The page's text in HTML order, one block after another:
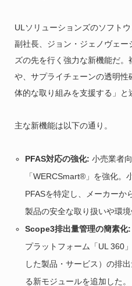
ULソリューションズのソフト
副社長、ジョン・ジェノヴェ
ズの先を行く強力な新機能だ
や、サプライチェーンの透明
体的な取り組みを支援する」と
主な新機能は以下の通り。
PFAS対応の強化: 小売業者
「WERCSmart®」を強化。
PFASを特定し、メーカーか
製品の安全な取り扱いや環境
Scope3排出量管理の簡素化:
プラットフォーム「UL 360
した製品・サービス）の排
る新モジュールを追加した。